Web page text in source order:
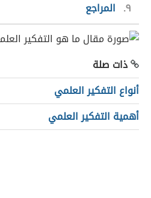
٩ المراجع
ذات صلة
أنواع التفكير العلمي
أهمية التفكير العلمي